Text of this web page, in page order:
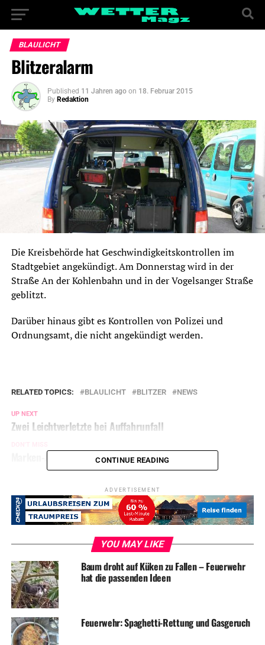
BLAULICHT
Blitzeralarm
Published 11 Jahren ago on 18. Februar 2015
By Redaktion
Die Kreisbehörde hat Geschwindigkeitskontrollen im
Stadtgebiet angekündigt. Am Donnerstag wird in der
Straße An der Kohlenbahn und in der Vogelsanger Straße
geblitzt.
Darüber hinaus gibt es Kontrollen von Polizei und
Ordnungsamt, die nicht angekündigt werden.
RELATED TOPICS: BLAULICHT BLITZER NEWS
UP NEXT
Zwei Leichtverletzte bei Auffahrunfall
Marken-Autoknacker sind wieder unterwegs
CONTINUE READING
ADVERTISEMENT
YOU MAY LIKE
Baum droht auf Küken zu Fallen – Feuerwehr
hat die passenden Ideen
Feuerwehr: Spaghetti-Rettung und Gasgeruch